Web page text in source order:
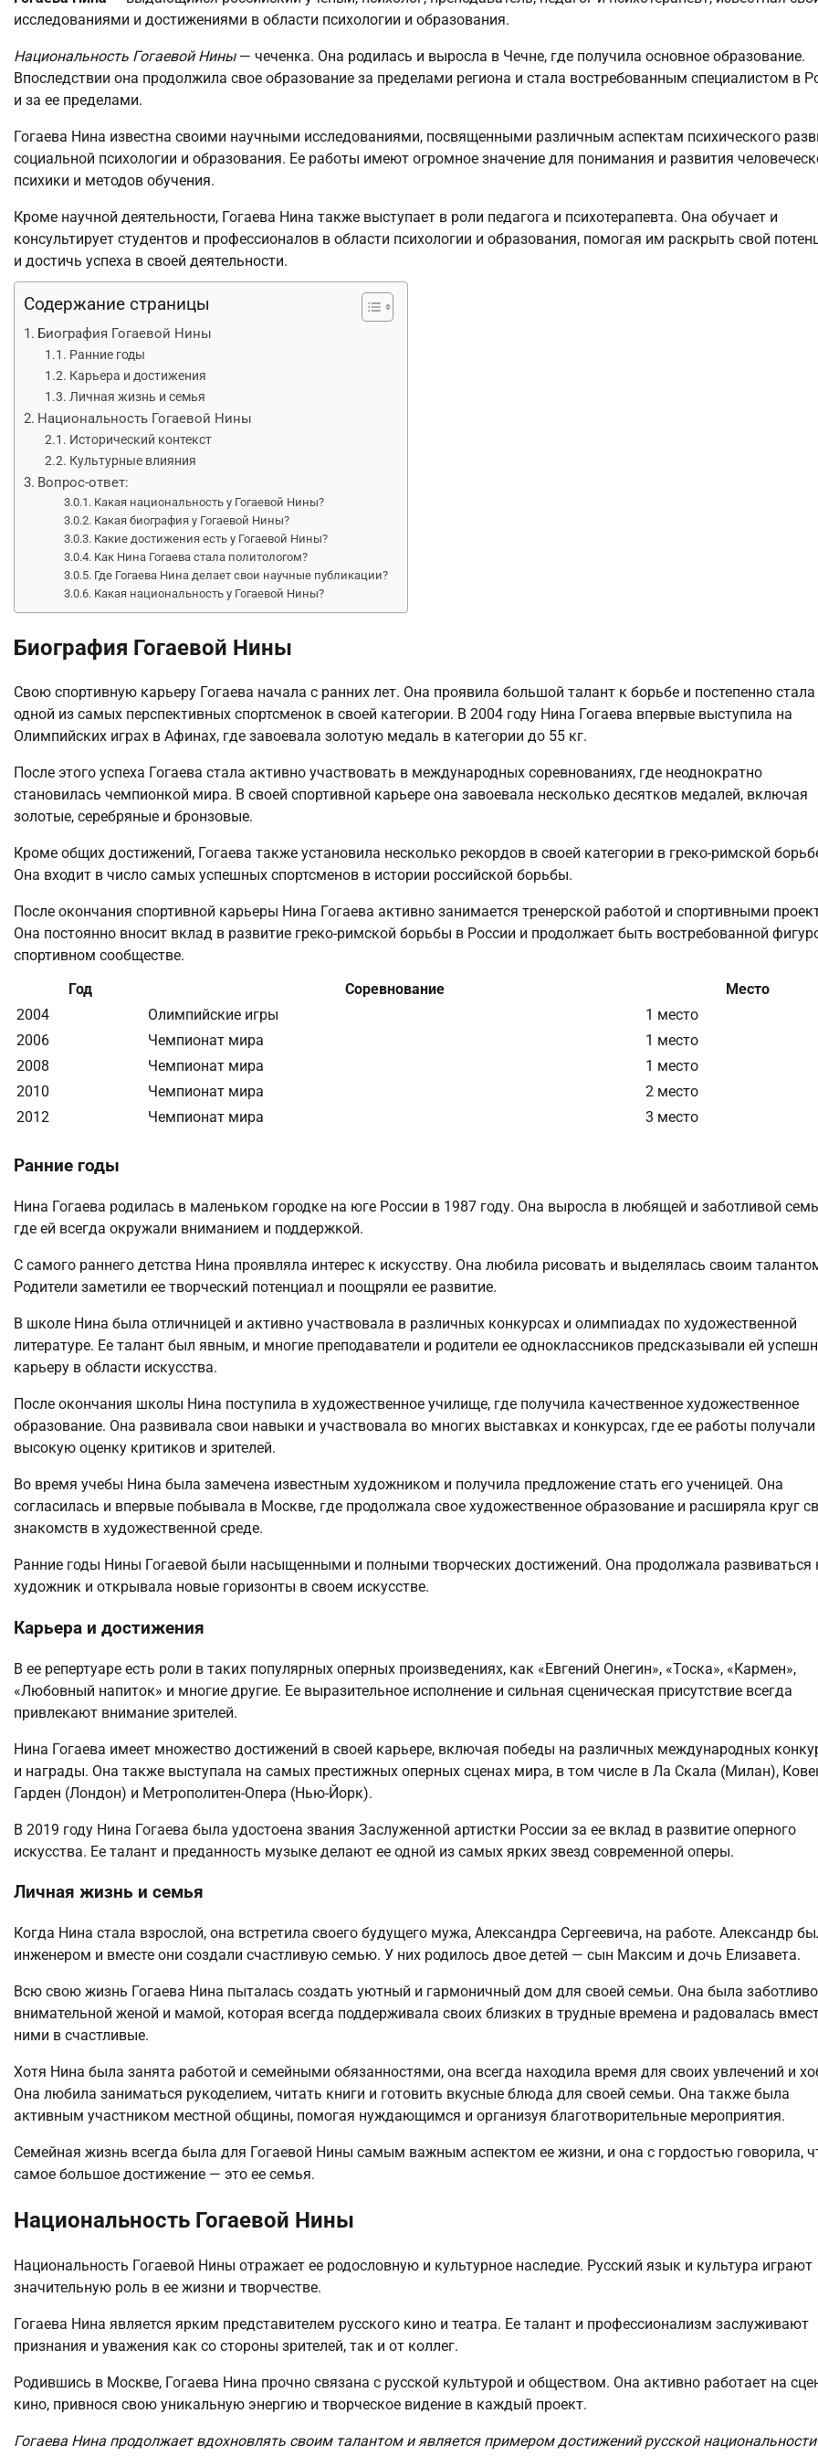
исследованиями и достижениями в области психологии и образования.
Национальность Гогаевой Нины— чеченка. Она родилась и выросла в Чечне, где получила основное образование.
Впоследствии она продолжила свое образование за пределами региона и стала востребованным специалистом в
и за ее пределами.
Гогаева Нина известна своими научными исследованиями, посвященными различным аспектам психического
социальной психологии и образования. Ее работы имеют огромное значение для понимания и развития
психики и методов обучения.
Кроме научной деятельности, Гогаева Нина также выступает в роли педагога и психотерапевта. Она обучает и
консультирует студентов и профессионалов в области психологии и образования, помогая им раскрыть свой
и достичь успеха в своей деятельности.
Содержание страницы
Биография Гогаевой Нины
Ранние годы
Карьера и достижения
Личная жизнь и семья
Национальность Гогаевой Нины
Исторический контекст
Культурные влияния
Вопрос-ответ:
Какая национальность у Гогаевой Нины?
Какая биография у Гогаевой Нины?
Какие достижения есть у Гогаевой Нины?
Как Нина Гогаева стала политологом?
Где Гогаева Нина делает свои научные публикации?
Какая национальность у Гогаевой Нины?
Биография Гогаевой Нины
Свою спортивную карьеру Гогаева начала с ранних лет. Она проявила большой талант к борьбе и постепенно стала
одной из самых перспективных спортсменок в своей категории. В 2004 году Нина Гогаева впервые выступила на
Олимпийских играх в Афинах, где завоевала золотую медаль в категории до 55 кг.
После этого успеха Гогаева стала активно участвовать в международных соревнованиях, где неоднократно
становилась чемпионкой мира. В своей спортивной карьере она завоевала несколько десятков медалей, включая
золотые, серебряные и бронзовые.
Кроме общих достижений, Гогаева также установила несколько рекордов в своей категории в греко-римской
Она входит в число самых успешных спортсменов в истории российской борьбы.
После окончания спортивной карьеры Нина Гогаева активно занимается тренерской работой и спортивными
Она постоянно вносит вклад в развитие греко-римской борьбы в России и продолжает быть востребованной
спортивном сообществе.
Год
Соревнование
Место
2004
Олимпийские игры
1 место
2006
Чемпионат мира
1 место
2008
Чемпионат мира
1 место
2010
Чемпионат мира
2 место
2012
Чемпионат мира 3 место
Ранние годы
Нина Гогаева родилась в маленьком городке на юге России в 1987 году. Она выросла в любящей и заботливой
где ей всегда окружали вниманием и поддержкой.
С самого раннего детства Нина проявляла интерес к искусству. Она любила рисовать и выделялась своим
Родители заметили ее творческий потенциал и поощряли ее развитие.
В школе Нина была отличницей и активно участвовала в различных конкурсах и олимпиадах по художественной
литературе. Ее талант был явным, и многие преподаватели и родители ее одноклассников предсказывали ей
карьеру в области искусства.
После окончания школы Нина поступила в художественное училище, где получила качественное художественное
образование. Она развивала свои навыки и участвовала во многих выставках и конкурсах, где ее работы получали
высокую оценку критиков и зрителей.
Во время учебы Нина была замечена известным художником и получила предложение стать его ученицей. Она
согласилась и впервые побывала в Москве, где продолжала свое художественное образование и расширяла круг
знакомств в художественной среде.
Ранние годы Нины Гогаевой были насыщенными и полными творческих достижений. Она продолжала развиваться
художник и открывала новые горизонты в своем искусстве.
Карьера и достижения
В ее репертуаре есть роли в таких популярных оперных произведениях, как «Евгений Онегин», «Тоска», «Кармен»,
«Любовный напиток» и многие другие. Ее выразительное исполнение и сильная сценическая присутствие всегда
привлекают внимание зрителей.
Нина Гогаева имеет множество достижений в своей карьере, включая победы на различных международных
и награды. Она также выступала на самых престижных оперных сценах мира, в том числе в Ла Скала (Милан),
Гарден (Лондон) и Метрополитен-Опера (Нью-Йорк).
В 2019 году Нина Гогаева была удостоена звания Заслуженной артистки России за ее вклад в развитие оперного
искусства. Ее талант и преданность музыке делают ее одной из самых ярких звезд современной оперы.
Личная жизнь и семья
Когда Нина стала взрослой, она встретила своего будущего мужа, Александра Сергеевича, на работе. Александр
инженером и вместе они создали счастливую семью. У них родилось двое детей — сын Максим и дочь Елизавета.
Всю свою жизнь Гогаева Нина пыталась создать уютный и гармоничный дом для своей семьи. Она была
внимательной женой и мамой, которая всегда поддерживала своих близких в трудные времена и радовалась
ними в счастливые.
Хотя Нина была занята работой и семейными обязанностями, она всегда находила время для своих увлечений и
Она любила заниматься рукоделием, читать книги и готовить вкусные блюда для своей семьи. Она также была
активным участником местной общины, помогая нуждающимся и организуя благотворительные мероприятия.
Семейная жизнь всегда была для Гогаевой Нины самым важным аспектом ее жизни, и она с гордостью говорила,
самое большое достижение — это ее семья.
Национальность Гогаевой Нины
Национальность Гогаевой Нины отражает ее родословную и культурное наследие. Русский язык и культура играют
значительную роль в ее жизни и творчестве.
Гогаева Нина является ярким представителем русского кино и театра. Ее талант и профессионализм заслуживают
признания и уважения как со стороны зрителей, так и от коллег.
Родившись в Москве, Гогаева Нина прочно связана с русской культурой и обществом. Она активно работает на
кино, привнося свою уникальную энергию и творческое видение в каждый проект.
Гогаева Нина продолжает вдохновлять своим талантом и является примером достижений русской